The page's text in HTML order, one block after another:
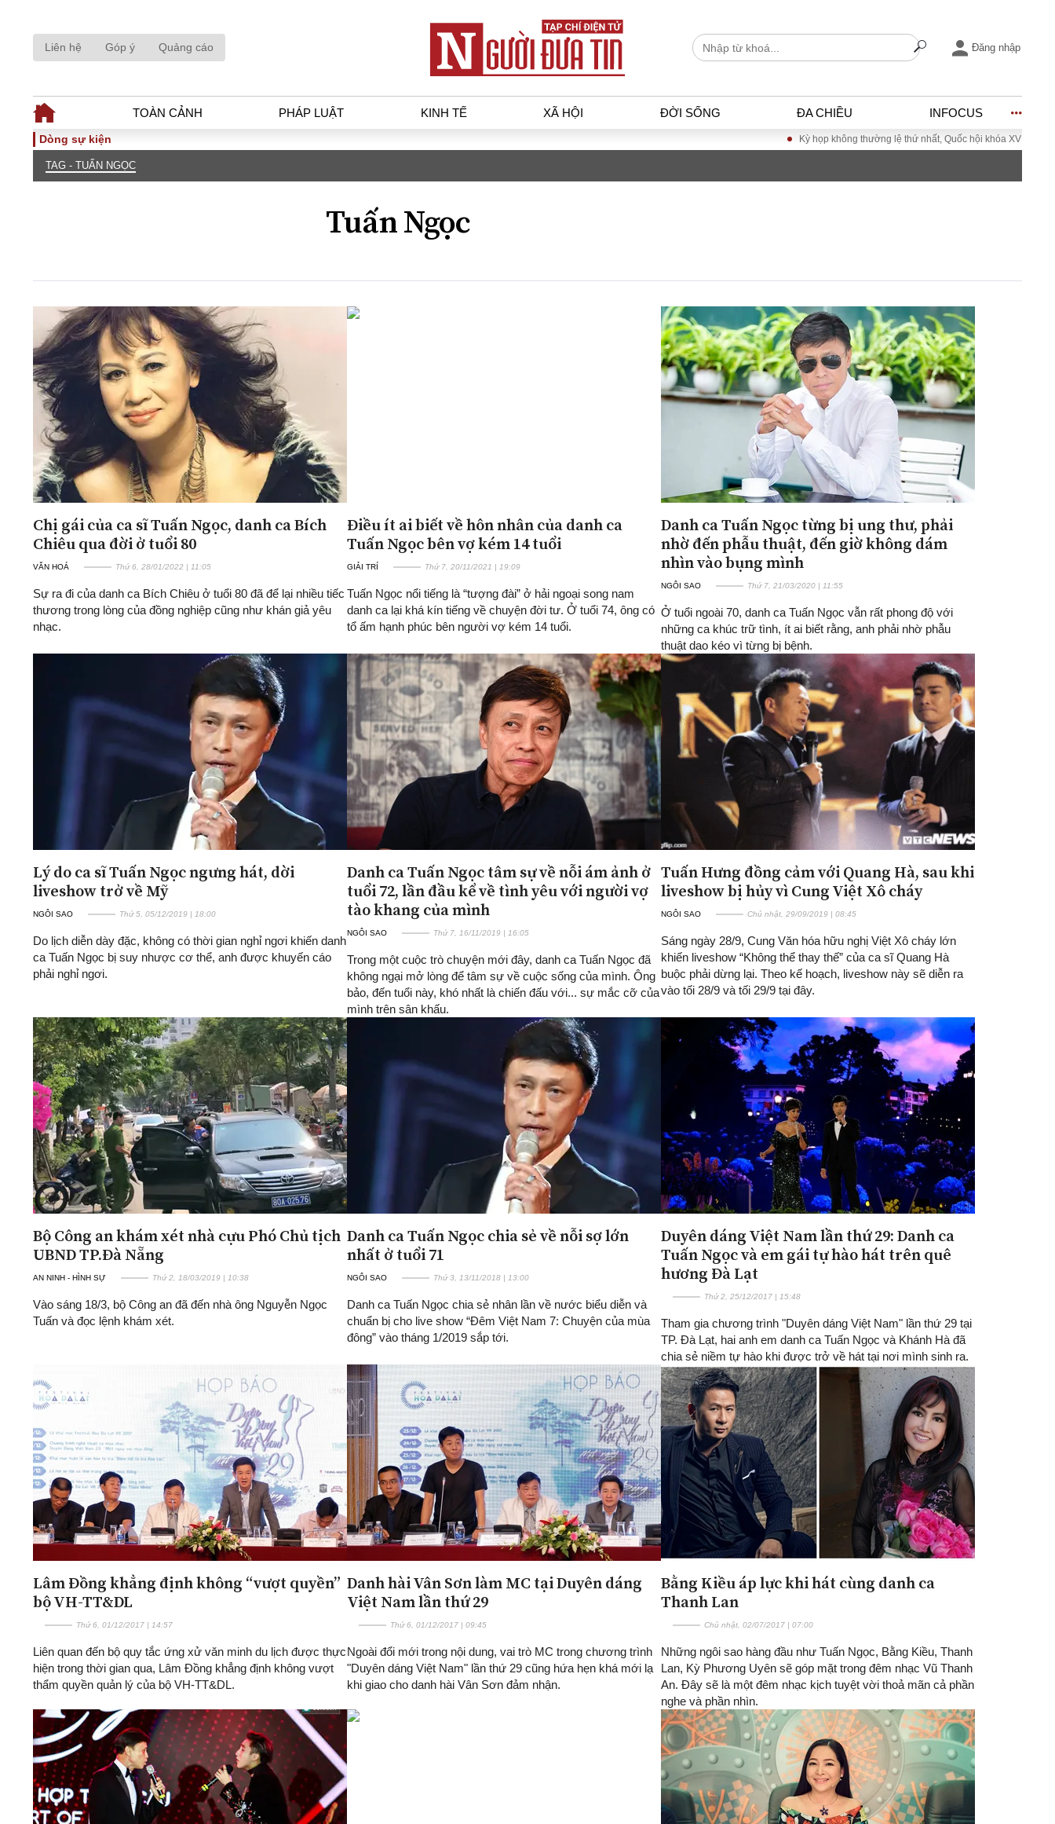
Liên hệ Góp ý Quảng cáo Đăng nhập
TOÀN CẢNH PHÁP LUẬT KINH TẾ XÃ HỘI ĐỜI SỐNG ĐA CHIỀU INFOCUS
TOÀN CẢNH
Thế giới
Góc nhìn luật gia
An ninh - Hình sự
Tài chính - Ngân hàng
Xu hướng thị trường
Giao thông – Đô thị
ĐA CHIỀU
Quan điểm
Xi nhan Trái Phải
Bạn đọc viết
Đăng ký tin tức mới
Dòng sự kiện Kỳ họp không thường lệ thứ nhất, Quốc hội khóa XVI Đưa Nghị
TAG - TUẤN NGỌC
Tuấn Ngọc
Chị gái của ca sĩ Tuấn Ngọc, danh ca Bích
Chiêu qua đời ở tuổi 80
VĂN HOÁ Thứ 6, 28/01/2022 | 11:05
Sự ra đi của danh ca Bích Chiêu ở tuổi 80 đã để lại nhiều tiếc
thương trong lòng của đồng nghiệp cũng như khán giả yêu
nhạc.
Điều ít ai biết về hôn nhân của danh ca
Tuấn Ngọc bên vợ kém 14 tuổi
GIẢI TRÍ Thứ 7, 20/11/2021 | 19:09
Tuấn Ngọc nổi tiếng là “tượng đài” ở hải ngoại song nam
danh ca lại khá kín tiếng về chuyện đời tư. Ở tuổi 74, ông có
tổ ấm hạnh phúc bên người vợ kém 14 tuổi.
Danh ca Tuấn Ngọc từng bị ung thư, phải
nhờ đến phẫu thuật, đến giờ không dám
nhìn vào bụng mình
NGÔI SAO Thứ 7, 21/03/2020 | 11:55
Ở tuổi ngoài 70, danh ca Tuấn Ngọc vẫn rất phong độ với
những ca khúc trữ tình, ít ai biết rằng, anh phải nhờ phẫu
thuật dao kéo vì từng bị bệnh.
Lý do ca sĩ Tuấn Ngọc ngưng hát, dời
liveshow trở về Mỹ
NGÔI SAO Thứ 5, 05/12/2019 | 18:00
Do lịch diễn dày đặc, không có thời gian nghỉ ngơi khiến danh
ca Tuấn Ngọc bị suy nhược cơ thể, anh được khuyến cáo
phải nghỉ ngơi.
Danh ca Tuấn Ngọc tâm sự về nỗi ám ảnh ở
tuổi 72, lần đầu kể về tình yêu với người vợ
tào khang của mình
NGÔI SAO Thứ 7, 16/11/2019 | 16:05
Trong một cuộc trò chuyện mới đây, danh ca Tuấn Ngọc đã
không ngại mở lòng để tâm sự về cuộc sống của mình. Ông
bảo, đến tuổi này, khó nhất là chiến đấu với... sự mắc cỡ của
mình trên sân khấu.
Tuấn Hưng đồng cảm với Quang Hà, sau khi
liveshow bị hủy vì Cung Việt Xô cháy
NGÔI SAO Chủ nhật, 29/09/2019 | 08:45
Sáng ngày 28/9, Cung Văn hóa hữu nghị Việt Xô cháy lớn
khiến liveshow “Không thể thay thế” của ca sĩ Quang Hà
buộc phải dừng lại. Theo kế hoạch, liveshow này sẽ diễn ra
vào tối 28/9 và tối 29/9 tại đây.
Bộ Công an khám xét nhà cựu Phó Chủ tịch
UBND TP.Đà Nẵng
AN NINH - HÌNH SỰ Thứ 2, 18/03/2019 | 10:38
Vào sáng 18/3, bộ Công an đã đến nhà ông Nguyễn Ngọc
Tuấn và đọc lệnh khám xét.
Danh ca Tuấn Ngọc chia sẻ về nỗi sợ lớn
nhất ở tuổi 71
NGÔI SAO Thứ 3, 13/11/2018 | 13:00
Danh ca Tuấn Ngọc chia sẻ nhân lần về nước biểu diễn và
chuẩn bị cho live show “Đêm Việt Nam 7: Chuyện của mùa
đông” vào tháng 1/2019 sắp tới.
Duyên dáng Việt Nam lần thứ 29: Danh ca
Tuấn Ngọc và em gái tự hào hát trên quê
hương Đà Lạt
Thứ 2, 25/12/2017 | 15:48
Tham gia chương trình "Duyên dáng Việt Nam" lần thứ 29 tại
TP. Đà Lạt, hai anh em danh ca Tuấn Ngọc và Khánh Hà đã
chia sẻ niềm tự hào khi được trở về hát tại nơi mình sinh ra.
Lâm Đồng khẳng định không “vượt quyền”
bộ VH-TT&DL
Thứ 6, 01/12/2017 | 14:57
Liên quan đến bộ quy tắc ứng xử văn minh du lịch được thực
hiện trong thời gian qua, Lâm Đồng khẳng định không vượt
thẩm quyền quản lý của bộ VH-TT&DL.
Danh hài Vân Sơn làm MC tại Duyên dáng
Việt Nam lần thứ 29
Thứ 6, 01/12/2017 | 09:45
Ngoài đổi mới trong nội dung, vai trò MC trong chương trình
"Duyên dáng Việt Nam" lần thứ 29 cũng hứa hẹn khá mới lạ
khi giao cho danh hài Vân Sơn đảm nhận.
Bằng Kiều áp lực khi hát cùng danh ca
Thanh Lan
Chủ nhật, 02/07/2017 | 07:00
Những ngôi sao hàng đầu như Tuấn Ngọc, Bằng Kiều, Thanh
Lan, Kỳ Phương Uyên sẽ góp mặt trong đêm nhạc Vũ Thanh
An. Đây sẽ là một đêm nhạc kịch tuyệt vời thoả mãn cả phần
nghe và phần nhìn.